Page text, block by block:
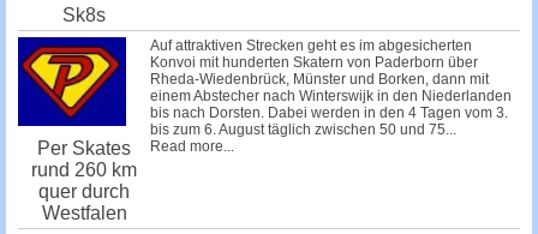
Sk8s
Per Skates
rund 260 km
quer durch
Westfalen
Auf attraktiven Strecken geht es im abgesicherten
Konvoi mit hunderten Skatern von Paderborn über
Rheda-Wiedenbrück, Münster und Borken, dann mit
einem Abstecher nach Winterswijk in den Niederlanden
bis nach Dorsten. Dabei werden in den 4 Tagen vom 3.
bis zum 6. August täglich zwischen 50 und 75...
Read more...